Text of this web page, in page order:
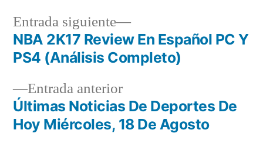
Navegación
entradas
Entrada anteriorEntrada
anterior:
Últimas Noticias De Deportes De
Hoy Miércoles, 18 De Agosto
Entrada siguiente
Entrada
siguiente:
NBA 2K17 Review En Español PC Y
PS4 (Análisis Completo)